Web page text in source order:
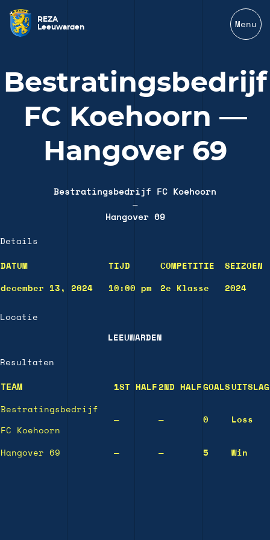
REZA
Leeuwarden
Menu
Bestratingsbedrijf
FC Koehoorn —
Hangover 69
Bestratingsbedrijf FC Koehoorn
—
Hangover 69
Details
DATUM TIJD COMPETITIE SEIZOEN
december 13, 2024 10:00 pm 2e Klasse 2024
Locatie
LEEUWARDEN
Resultaten
TEAM 1ST HALF 2ND HALF GOALS UITSLAG
Bestratingsbedrijf
FC Koehoorn
— — 0 Loss
Hangover 69 — — 5 Win